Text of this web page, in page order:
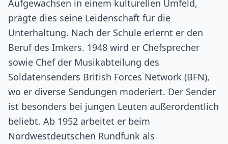
Aufgewachsen in einem kulturellen Umfeld,
prägte dies seine Leidenschaft für die
Unterhaltung. Nach der Schule erlernt er den
Beruf des Imkers. 1948 wird er Chefsprecher
sowie Chef der Musikabteilung des
Soldatensenders British Forces Network (BFN),
wo er diverse Sendungen moderiert. Der Sender
ist besonders bei jungen Leuten außerordentlich
beliebt. Ab 1952 arbeitet er beim
Nordwestdeutschen Rundfunk als